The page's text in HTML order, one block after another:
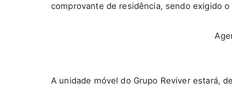
comprovante de residência, sendo exigido
A unidade móvel do Grupo Reviver estará,